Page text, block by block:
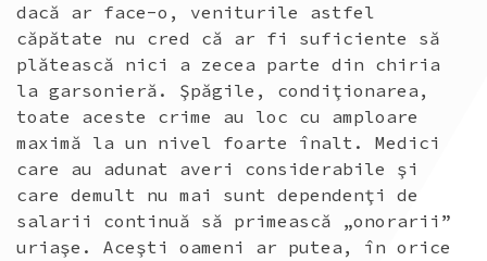
dacă ar face-o, veniturile astfel
căpătate nu cred că ar fi suficiente să
plătească nici a zecea parte din chiria
la garsonieră. Şpăgile, condiţionarea,
toate aceste crime au loc cu amploare
maximă la un nivel foarte înalt. Medici
care au adunat averi considerabile şi
care demult nu mai sunt dependenţi de
salarii continuă să primească „onorarii”
uriaşe. Aceşti oameni ar putea, în orice